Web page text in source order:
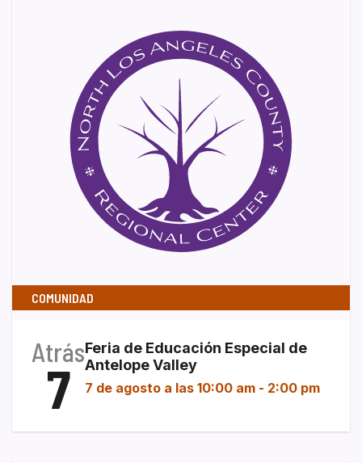
COMUNIDAD
Atrás
7
Feria de Educación Especial de
Antelope Valley
7 de agosto a las 10:00 am - 2:00 pm